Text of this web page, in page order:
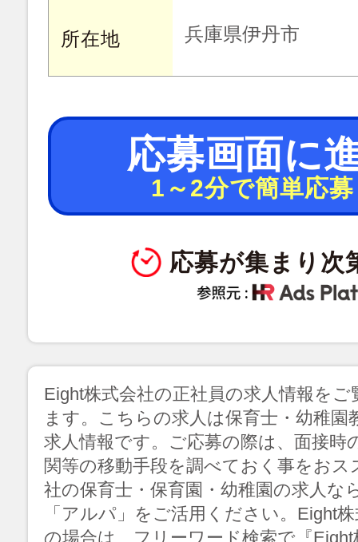
所在地 兵庫県伊丹市
応募画面に
1～2分で簡単応
応募が集まり次
Eight株式会社の正社員の求人情報を
ます。こちらの求人は保育士・幼稚園
求人情報です。ご応募の際は、面接時
関等の移動手段を調べておく事をお
社の保育士・保育園・幼稚園の求人な
「アルパ」をご活用ください。Eight
の場合は、フリーワード検索で『